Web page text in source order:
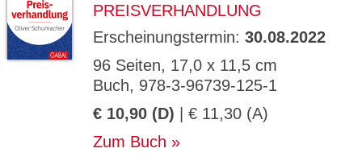
PREISVERHANDLUNG
Erscheinungstermin: 30.08.2022
96 Seiten, 17,0 x 11,5 cm
Buch, 978-3-96739-125-1
€ 10,90 (D) | € 11,30 (A)
Zum Buch